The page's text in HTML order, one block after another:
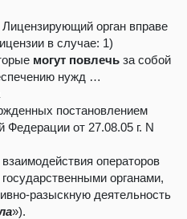
орган вправе
в случае: 1)
могут повлечь за собой
нужд …
постановлением
Федерации от 27.08.05 г. N
операторов
органами,
разыскную деятельность
»).